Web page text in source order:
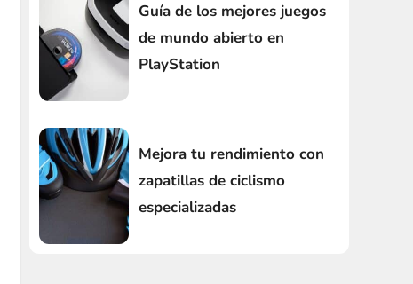
Guía de los mejores juegos
de mundo abierto en
PlayStation
Mejora tu rendimiento con
zapatillas de ciclismo
especializadas